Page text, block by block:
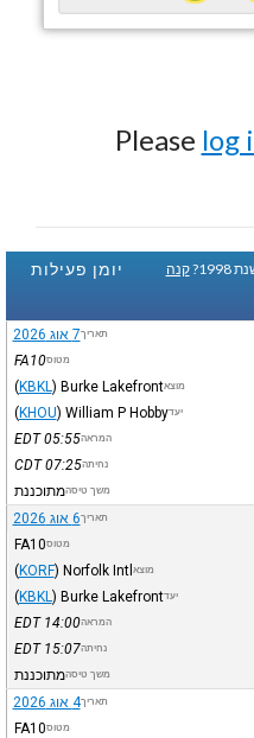
Please log
יומן פעילות
קנה
תאריך7 אוג 2026
מטוסFA10
מוצאBurke Lakefront
(KBKL )
יעדWilliam P Hobby
(KHOU)
המראה05:55
EDT
נחיתה07:25
CDT
משך טיסהמתוכננת
תאריך6 אוג 2026
מטוסFA10
מוצא Norfolk Intl
(KORF)
יעדBurke Lakefront
(KBKL )
המראה14:00
EDT
נחיתה15:07
EDT
משך טיסהמתוכננת
תאריך4 אוג 2026
מטוסFA10